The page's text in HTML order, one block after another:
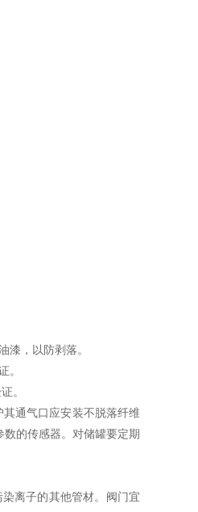
漆，以防剥落。
。
。
通气口应安装不脱落纤维
的传感器。对储罐要定期
离子的其他管材。阀门宜